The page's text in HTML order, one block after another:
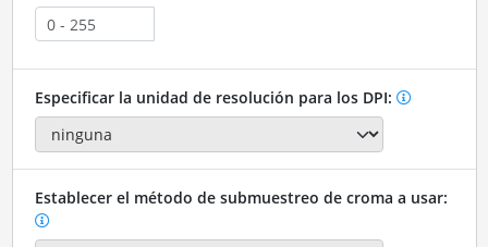
Especificar la unidad de resolución para los DPI:
Establecer el método de submuestreo de croma a usar: